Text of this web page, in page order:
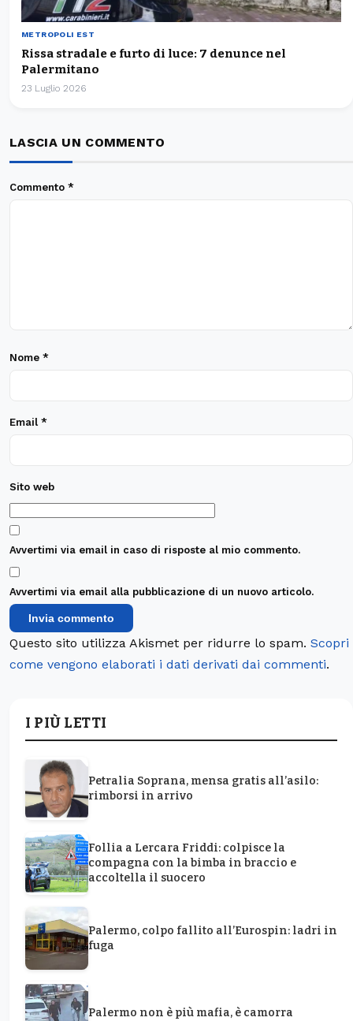
METROPOLI EST
Rissa stradale e furto di luce: 7 denunce nel
Palermitano
23 Luglio 2026
LASCIA UN COMMENTO
Commento *
Nome *
Email *
Sito web
Avvertimi via email in caso di risposte al mio commento.
Avvertimi via email alla pubblicazione di un nuovo articolo.
Questo sito utilizza Akismet per ridurre lo spam. Scopri
come vengono elaborati i dati derivati dai commenti.
I PIÙ LETTI
Petralia Soprana, mensa gratis all’asilo:
rimborsi in arrivo
Follia a Lercara Friddi: colpisce la
compagna con la bimba in braccio e
accoltella il suocero
Palermo, colpo fallito all’Eurospin: ladri in
fuga
Palermo non è più mafia, è camorra